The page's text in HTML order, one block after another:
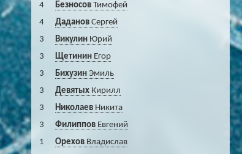
4
БезносовТимофей
4
ДадановСергей
3
ВикулинЮрий
3
ЩетининЕгор
3
БихузинЭмиль
3
ДевятыхКирилл
3
НиколаевНикита
3
ФилипповЕвгений
1
ОреховВладислав